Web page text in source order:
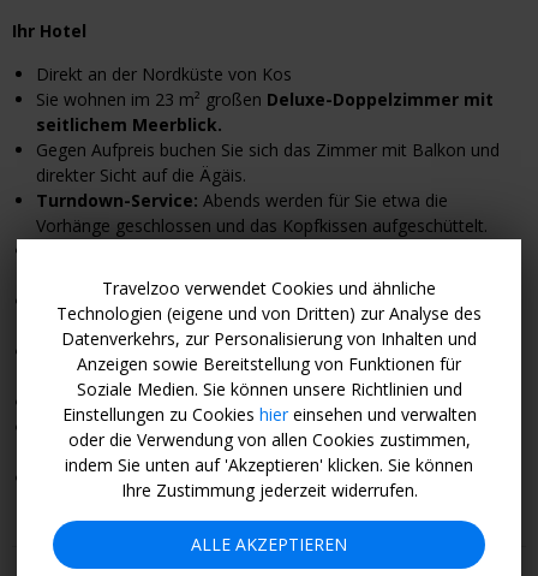
Ihr Hotel
Direkt an der Nordküste von Kos
Sie wohnen im 23 m² großen Deluxe-Doppelzimmer mit
seitlichem Meerblick.
Gegen Aufpreis buchen Sie sich das Zimmer mit Balkon und
direkter Sicht auf die Ägäis.
Turndown-Service: Abends werden für Sie etwa die
Vorhänge geschlossen und das Kopfkissen aufgeschüttelt.
Jeden Tag bestellen Sie sich einenSignature-Cocktail
einer der 2 Bars.
Spa-Bereichbuchen Sie gegen Gebühr Wellness- und
Massageanwendungen.
Fitnessstudio und Tennisplatz
Zum Hotel gehört eineigener Sandstrandmit kostenlosen
Liegen und Sonnenschirmen.
Das Fischerdorf Mastichari mit Tavernen und Geschäften
erreichen Sie nach 5 Autominuten.
Travelzoo verwendet Cookies und ähnliche
Technologien (eigene und von Dritten) zur Analyse des
Datenverkehrs, zur Personalisierung von Inhalten und
Anzeigen sowie Bereitstellung von Funktionen für
Soziale Medien. Sie können unsere Richtlinien und
Einstellungen zu Cookies hiereinsehen und verwalten
oder die Verwendung von allen Cookies zustimmen,
indem Sie unten auf 'Akzeptieren' klicken. Sie können
Ihre Zustimmung jederzeit widerrufen.
ALLE AKZEPTIEREN